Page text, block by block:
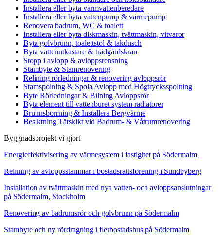
Installera eller byta varmvattenberedare
Installera eller byta vattenpump & värmepump
Renovera badrum, WC & toalett
Installera eller byta diskmaskin, tvättmaskin, vitvaror
Byta golvbrunn, toalettstol & takdusch
Byta vattenutkastare & trädgårdskran
Stopp i avlopp & avloppsrensning
Stambyte & Stamrenovering
Relining rörledningar & renovering avloppsrör
Stamspolning & Spola Avlopp med Högtrycksspolning
Byte Rörledningar & Bilning Avloppsrör
Byta element till vattenburet system radiatorer
Brunnsborrning & Installera Bergvärme
Besiktning Tätskikt vid Badrum- & Våtrumrenovering
Byggnadsprojekt vi gjort
Energieffektivisering av värmesystem i fastighet på Södermalm
Relining av avloppsstammar i bostadsrättsförening i Sundbyberg
Installation av tvättmaskin med nya vatten- och avloppsanslutningar
på Södermalm, Stockholm
Renovering av badrumsrör och golvbrunn på Södermalm
Stambyte och ny rördragning i flerbostadshus på Södermalm